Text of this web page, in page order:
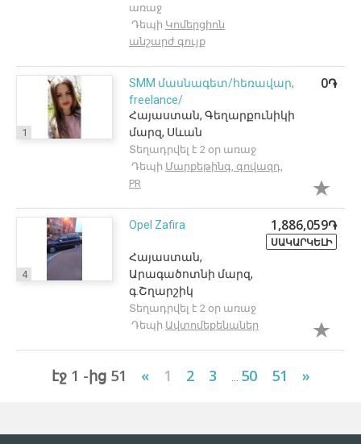
առաջ
Դեպի Կոմերցիոն
անշարժ գույք
1
SMM մասնագետ/հեռավար,
freelance/
Հայաստան, Գեղարքունիկի
մարզ, Սևան
Տեղադրվել է 2 օր առաջ
Դեպի Մարքեթինգ, գովազդ,
PR
0֏
4
Opel Zafira
Հայաստան,
Արագածոտնի մարզ,
գ.Շղարշիկ
Տեղադրվել է 2 օր առաջ
Դեպի Ավտոմեքենաներ
1,886,059֏
ՍԱԿԱՐԿԵԼԻ
էջ 1 -ից 51 « 1 2 3 ... 50 51 »